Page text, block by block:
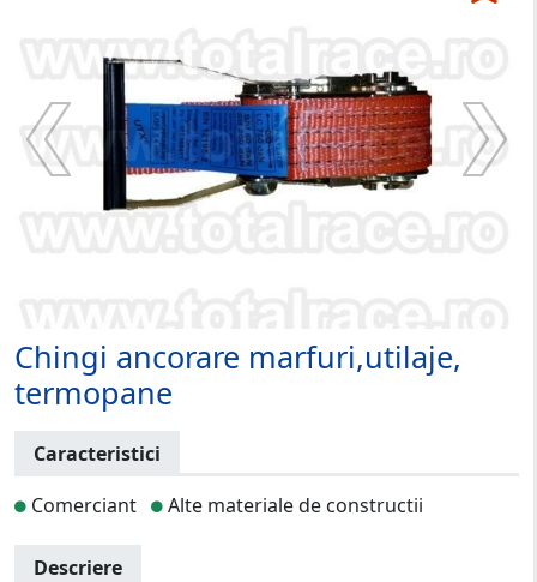
Chingi ancorare marfuri,utilaje,
termopane
Caracteristici
Comerciant
Alte materiale de constructii
Descriere